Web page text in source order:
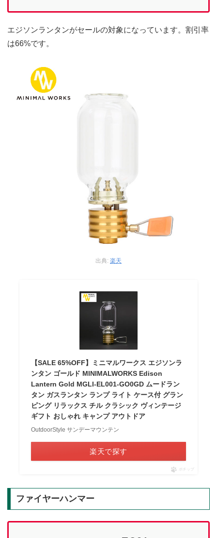
エジソンランタンがセールの対象になっています。割引率
は66%です。
出典: 楽天
【SALE 65%OFF】ミニマルワークス エジソンラ
ンタン ゴールド MINIMALWORKS Edison
Lantern Gold MGLI-EL001-GO0GD ムードラン
タン ガスランタン ランプ ライト ケース付 グラン
ピング リラックス チル クラシック ヴィンテージ
ギフト おしゃれ キャンプ アウトドア
OutdoorStyle サンデーマウンテン
楽天で探す
ポチップ
ファイヤーハンマー